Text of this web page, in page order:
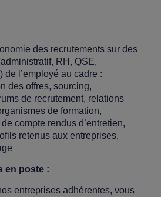
des recrutements sur des
RH, QSE,
de l’employé au cadre :
des offres, sourcing,
de recrutement, relations
de formation,
compte rendus d’entretien,
retenus aux entreprises,
en poste :
entreprises adhérentes, vous